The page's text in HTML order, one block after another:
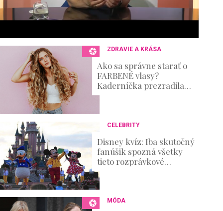
ZDRAVIE A KRÁSA
Ako sa správne starať o
FARBENÉ vlasy?
Kaderníčka prezradila
postup, ktorý zvládnete aj
CELEBRITY
Disney kvíz: Iba skutočný
fanúšik spozná všetky
tieto rozprávkové
postavičky!
MÓDA